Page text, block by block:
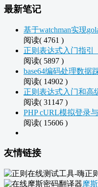
最新笔记
基于watchman实现
阅读( 4761 )
正则表达式入门指引
阅读( 5897 )
base64编码处理数据
阅读( 14902 )
正则表达式入门和高
阅读( 31147 )
PHP cURL模拟登录
阅读( 15606 )
友情链接
摩